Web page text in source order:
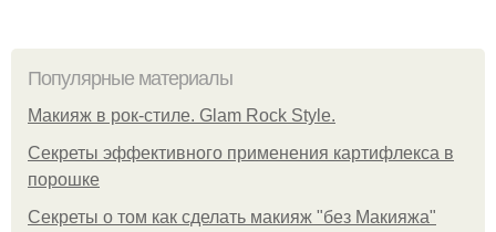
Популярные материалы
Макияж в рок-стиле. Glam Rock Style.
Секреты эффективного применения картифлекса в
порошке
Секреты о том как сделать макияж "без Макияжа"